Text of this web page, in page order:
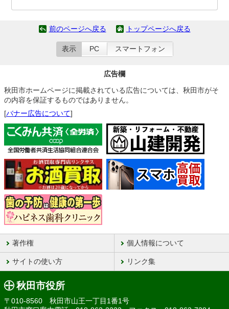
前のページへ戻る トップページへ戻る
表示 PC スマートフォン
広告欄
秋田市ホームページに掲載されている広告については、秋田市がそ
の内容を保証するものではありません。
[バナー広告について]
著作権 個人情報について
サイトの使い方 リンク集
秋田市役所
〒010-8560 秋田市山王一丁目1番1号